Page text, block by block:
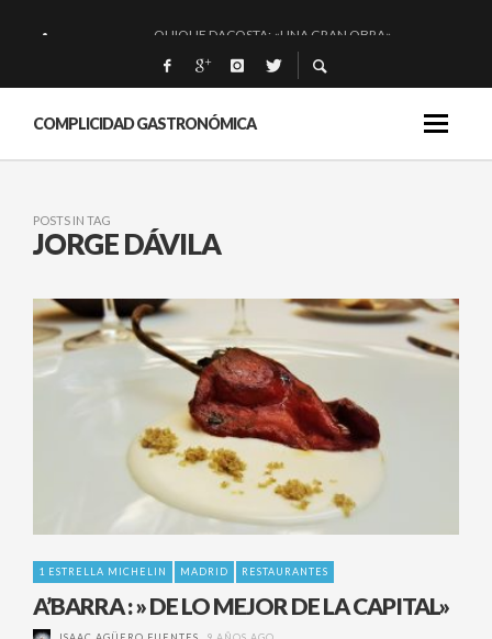
QUIQUE DACOSTA: «UNA GRAN OBRA»
EL BARUCO DE ANERO: MUCHO MÁS QUE UN BAR.
MONTIA: ESENCIAL Y BRILLANTE.
COMPLICIDAD GASTRONÓMICA
POSTS IN TAG
JORGE DÁVILA
1 ESTRELLA MICHELIN MADRID RESTAURANTES
A’BARRA : » DE LO MEJOR DE LA CAPITAL»